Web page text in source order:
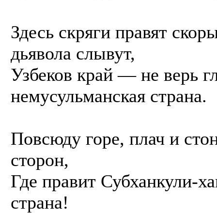
Здесь скряги правят
дьявола слывут,
Узбеков край — не верь
немусульманская страна.
Повсюду горе, плач и
сторон,
Где правит Субханкули-
страна!